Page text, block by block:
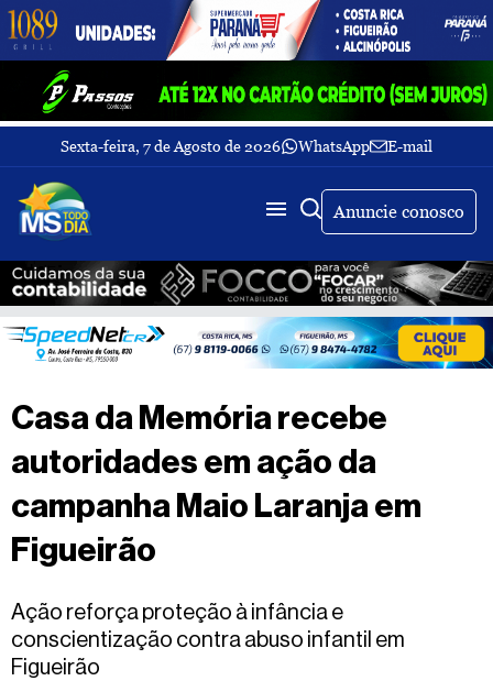
Sexta-feira, 7 de Agosto de 2026 WhatsApp E-mail
Fechar Menu
Últimas
notícias
Galeria
de
fotos
Sobre
Nós
TV
MS
dia
Fale
Anuncie conosco
Buscar
Casa da Memória recebe
autoridades em ação da
campanha Maio Laranja em
Figueirão
Ação reforça proteção à infância e
conscientização contra abuso infantil em
Figueirão